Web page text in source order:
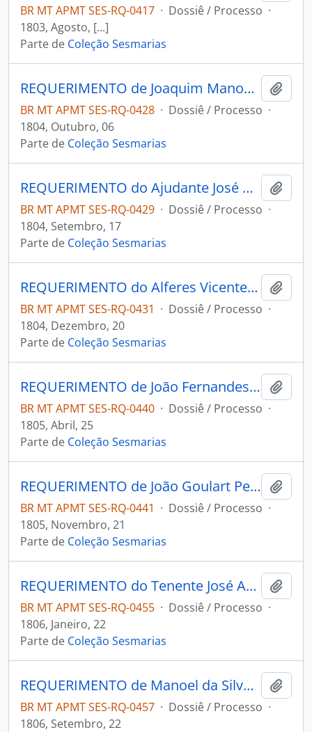
BR MT APMT SES-RQ-0417 · Dossiê / Processo ·
1803, Agosto, [...]
Parte de Coleção Sesmarias
REQUERIMENTO de Joaquim Manoel de Moura ao Governador e Capitão-General da Capitania de Mato Grosso Manoel Carlos de Abreu e Menezes.
BR MT APMT SES-RQ-0428 · Dossiê / Processo ·
1804, Outubro, 06
Parte de Coleção Sesmarias
REQUERIMENTO do Ajudante José de Godoi Moreira à 2ª Junta Governativa da capitania de Mato Grosso.
BR MT APMT SES-RQ-0429 · Dossiê / Processo ·
1804, Setembro, 17
Parte de Coleção Sesmarias
REQUERIMENTO do Alferes Vicente Marques de Oliveira ao Governador e Capitão-General da Capitania de Mato Grosso Manoel Carlos de Abreu e Menezes.
BR MT APMT SES-RQ-0431 · Dossiê / Processo ·
1804, Dezembro, 20
Parte de Coleção Sesmarias
REQUERIMENTO de João Fernandes Povoas ao Governador e Capitão-General da Capitania de Mato Grosso Manoel Carlos de Abreu e Menezes.
BR MT APMT SES-RQ-0440 · Dossiê / Processo ·
1805, Abril, 25
Parte de Coleção Sesmarias
REQUERIMENTO de João Goulart Pereira ao Governador e Capitão-General da Capitania de Mato Grosso Manoel Carlos de Abreu Menezes.
BR MT APMT SES-RQ-0441 · Dossiê / Processo ·
1805, Novembro, 21
Parte de Coleção Sesmarias
REQUERIMENTO do Tenente José Afonso Branco à 3ª Junta Governativa da Capitania de Mato Grosso.
BR MT APMT SES-RQ-0455 · Dossiê / Processo ·
1806, Janeiro, 22
Parte de Coleção Sesmarias
REQUERIMENTO de Manoel da Silva Ferreira à 3ª Junta Governativa da Capitania de Mato Grosso.
BR MT APMT SES-RQ-0457 · Dossiê / Processo ·
1806, Setembro, 22